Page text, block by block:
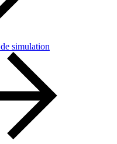
simulation